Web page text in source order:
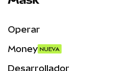
Operar
Money NUEVA
Desarrollador